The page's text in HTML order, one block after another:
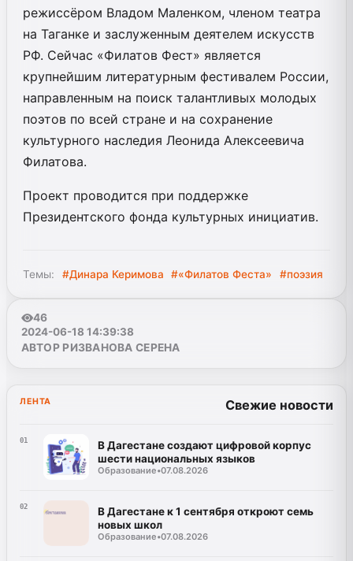
режиссёром Владом Маленком, членом театра
на Таганке и заслуженным деятелем искусств
РФ. Сейчас «Филатов Фест» является
крупнейшим литературным фестивалем России,
направленным на поиск талантливых молодых
поэтов по всей стране и на сохранение
культурного наследия Леонида Алексеевича
Филатова.
Проект проводится при поддержке
Президентского фонда культурных инициатив.
Темы: #Динара Керимова #«Филатов Феста» #поэзия
46
2024-06-18 14:39:38
АВТОР РИЗВАНОВА СЕРЕНА
ЛЕНТА Свежие новости
01
В Дагестане создают цифровой корпус
шести национальных языков
Образование•07.08.2026
02
В Дагестане к 1 сентября откроют семь
новых школ
Образование•07.08.2026